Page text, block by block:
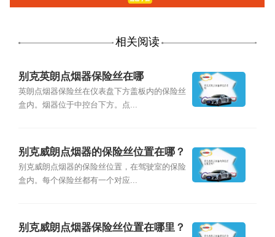
相关阅读
别克英朗点烟器保险丝在哪
英朗点烟器保险丝在仪表盘下方盖板内的保险丝
盒内。烟器位于中控台下方。点...
别克威朗点烟器的保险丝位置在哪？
别克威朗点烟器的保险丝位置，在驾驶室的保险
盒内。每个保险丝都有一个对应...
别克威朗点烟器保险丝位置在哪里？